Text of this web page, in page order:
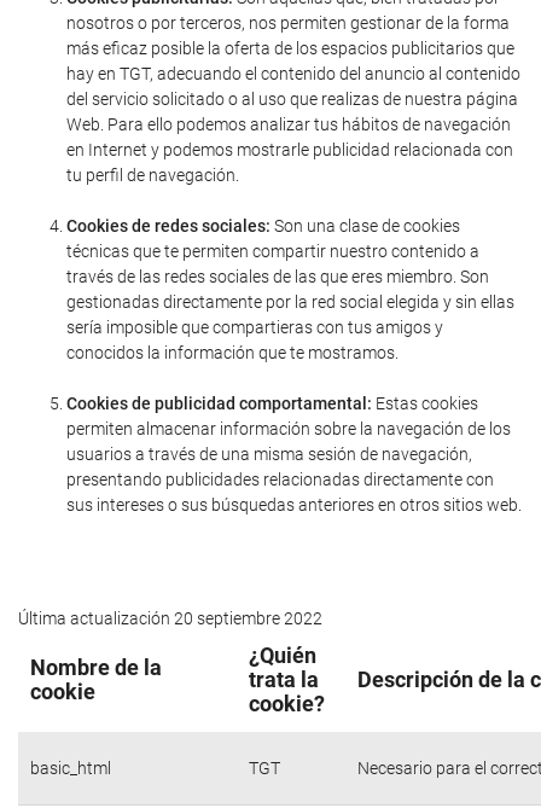
nosotros o por terceros, nos permiten gestionar de la forma
más eficaz posible la oferta de los espacios publicitarios que
hay en TGT, adecuando el contenido del anuncio al contenido
del servicio solicitado o al uso que realizas de nuestra página
Web. Para ello podemos analizar tus hábitos de navegación
en Internet y podemos mostrarle publicidad relacionada con
tu perfil de navegación.
Cookies de redes sociales: Son una clase de cookies
técnicas que te permiten compartir nuestro contenido a
través de las redes sociales de las que eres miembro. Son
gestionadas directamente por la red social elegida y sin ellas
sería imposible que compartieras con tus amigos y
conocidos la información que te mostramos.
Cookies de publicidad comportamental: Estas cookies
permiten almacenar información sobre la navegación de los
usuarios a través de una misma sesión de navegación,
presentando publicidades relacionadas directamente con
sus intereses o sus búsquedas anteriores en otros sitios web.
Última actualización 20 septiembre 2022
Nombre de la
cookie
¿Quién
trata la
cookie?
Descripción de la
basic_html TGT Necesario para el